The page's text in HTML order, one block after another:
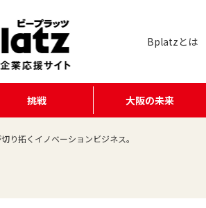
Bplatzとは
挑戦 大阪の未来
り拓くイノベーションビジネス。